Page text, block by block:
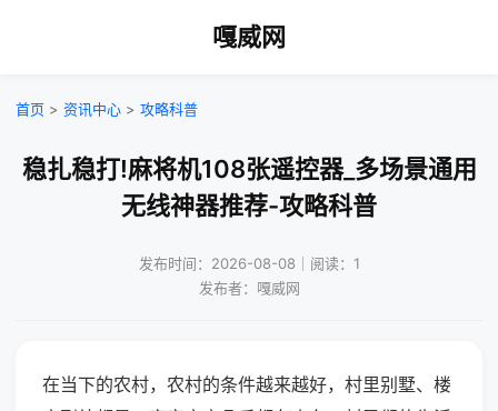
嘎威网
首页 > 资讯中心 > 攻略科普
稳扎稳打!麻将机108张遥控器_多场景通用
无线神器推荐-攻略科普
发布时间：2026-08-08｜阅读：1
发布者：嘎威网
在当下的农村，农村的条件越来越好，村里别墅、楼